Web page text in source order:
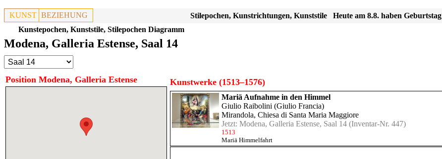
KUNST BEZIEHUNG Heute am 8.8. haben Geburtstag
Stilepochen, Kunstrichtungen, Kunststile
Kunstepochen, Kunststile, Stilepochen Diagramm
Modena, Galleria Estense, Saal 14
Position Modena, Galleria Estense Kunstwerke (1513–1576)
Mariä Aufnahme in den Himmel
Giulio Raibolini (Giulio Francia)
Mirandola, Chiesa di Santa Maria Maggiore
Jetzt: Modena, Galleria Estense, Saal 14 (Inventar-Nr. 447)
1513
Mariä Himmelfahrt